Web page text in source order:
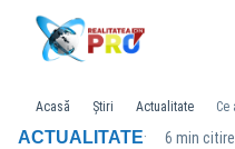
Acasă Știri Actualitate
ACTUALITATE· 6 min citire